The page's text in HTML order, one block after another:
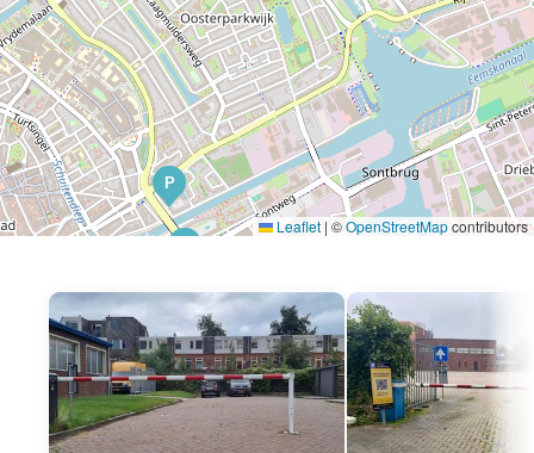
P
Leaflet | ©OpenStreetMapcontributors